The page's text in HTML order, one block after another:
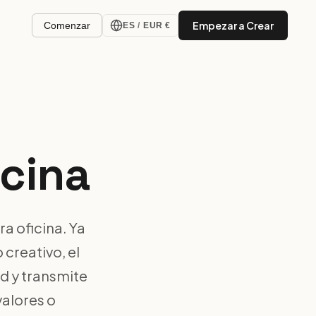
Comenzar ES / EUR € Empezar a Crear
oficina. Ya
creativo, el
y transmite
o